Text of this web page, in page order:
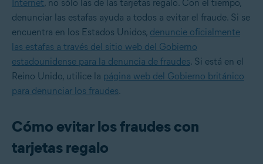
Internet, no sólo las de las tarjetas regalo. Con el tiempo,
denunciar las estafas ayuda a todos a evitar el fraude. Si se
encuentra en los Estados Unidos, denuncie oficialmente
las estafas a través del sitio web del Gobierno
estadounidense para la denuncia de fraudes. Si está en el
Reino Unido, utilice la página web del Gobierno británico
para denunciar los fraudes.
Cómo evitar los fraudes con
tarjetas regalo